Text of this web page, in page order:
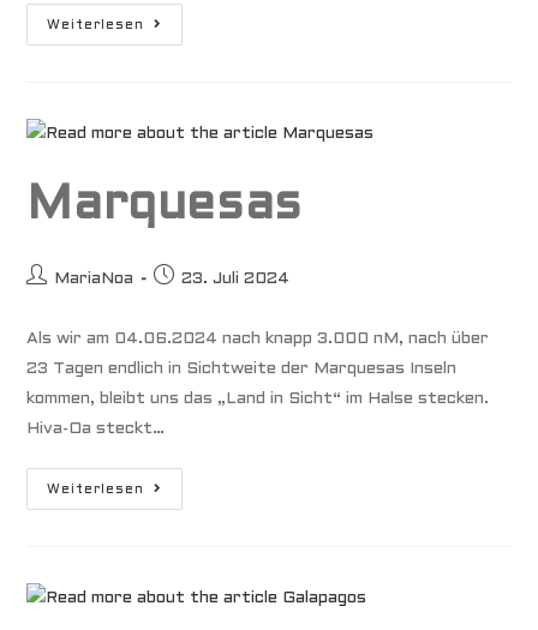
Weiterlesen
Südseeatoll
Marquesas
Beitrags-
MariaNoa
Beitrag23. Juli 2024
Als wir am 04.06.2024 nach knapp 3.000 nM, nach über
23 Tagen endlich in Sichtweite der Marquesas Inseln
kommen, bleibt uns das „Land in Sicht“ im Halse stecken.
Hiva-Oa steckt…
Weiterlesen Marquesas